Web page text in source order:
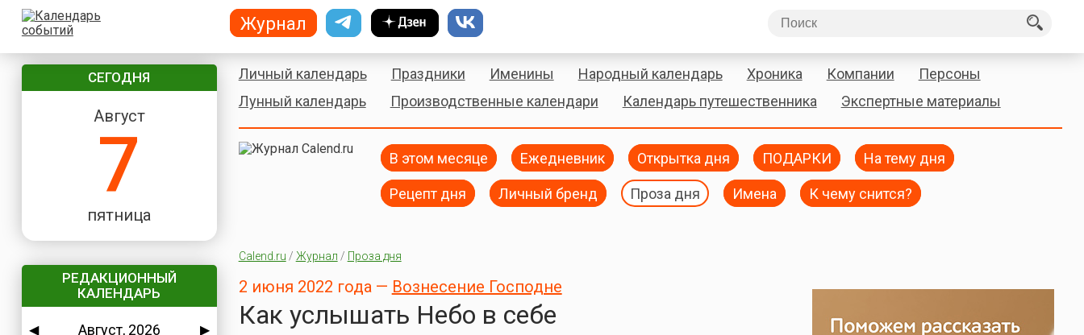
СЕГОДНЯ
Август
7
пятница
РЕДАКЦИОННЫЙ
КАЛЕНДАРЬ
◀ Август, 2026
▶
Личный календарь Праздники Именины Народный календарь Хроника Компании
Персоны
Лунный календарь
Производственные календари Календарь путешественника Экспертные материалы
В этом месяце Ежедневник Открытка дня ПОДАРКИ На тему дня
Рецепт дня Личный бренд Проза дня Имена К чему снится?
Calend.ru / Журнал / Проза дня
2 июня 2022 года — Вознесение Господне
Как услышать Небо в себе
Журнал